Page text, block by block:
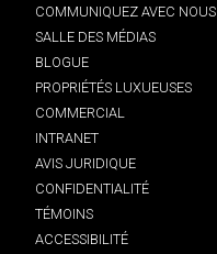
COMMUNIQUEZ AVEC NOUS
SALLE DES MÉDIAS
BLOGUE
PROPRIÉTÉS LUXUEUSES
COMMERCIAL
INTRANET
AVIS JURIDIQUE
CONFIDENTIALITÉ
TÉMOINS
ACCESSIBILITÉ